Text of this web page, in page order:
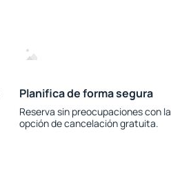
Planifica de forma segura
Reserva sin preocupaciones con la
opción de cancelación gratuita.